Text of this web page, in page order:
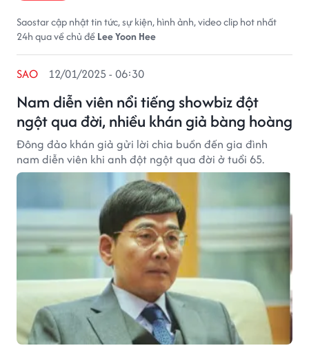
Saostar cập nhật tin tức, sự kiện, hình ảnh, video clip hot nhất
24h qua về chủ đềLee Yoon Hee
Nam diễn viên nổi tiếng showbiz đột
ngột qua đời, nhiều khán giả bàng hoàng
SAO 12/01/2025 - 06:30
Đông đảo khán giả gửi lời chia buồn đến gia đình
nam diễn viên khi anh đột ngột qua đời ở tuổi 65.